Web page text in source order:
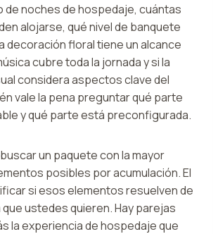
de noches de hospedaje, cuántas
alojarse, qué nivel de banquete
decoración floral tiene un alcance
cubre toda la jornada y si la
considera aspectos clave del
vale la pena preguntar qué parte
y qué parte está preconfigurada.
un paquete con la mayor
posibles por acumulación. El
si esos elementos resuelven de
ustedes quieren. Hay parejas
la experiencia de hospedaje que